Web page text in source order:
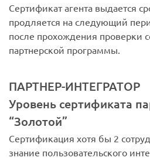
Сертификат агента выдается
продляется на следующий
после прохождения проверки
партнерской программы.
ПАРТНЕР-ИНТЕГРАТОР
Уровень сертификата
“Золотой”
Сертификация хотя бы 2
знание пользовательского